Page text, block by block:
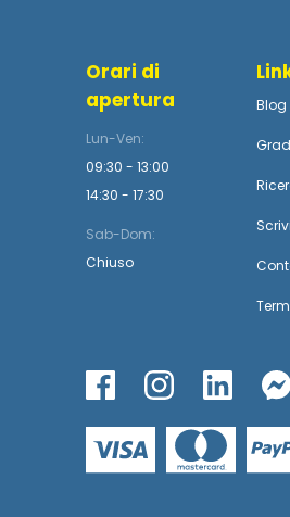
Orari di
apertura
Lun-Ven:
09:30 - 13:00
14:30 - 17:30
Sab-Dom:
Chiuso
Blog